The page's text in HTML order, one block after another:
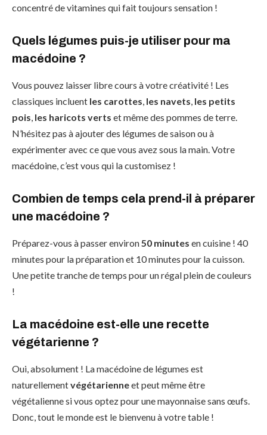
concentré de vitamines qui fait toujours sensation !
Quels légumes puis-je utiliser pour ma
macédoine ?
Vous pouvez laisser libre cours à votre créativité ! Les
classiques incluent les carottes les navets les petits
pois les haricots verts et même des pommes de terre.
N’hésitez pas à ajouter des légumes de saison ou à
expérimenter avec ce que vous avez sous la main. Votre
macédoine, c’est vous qui la customisez !
Combien de temps cela prend-il à préparer
une macédoine ?
Préparez-vous à passer environ 50 minutes en cuisine ! 40
minutes pour la préparation et 10 minutes pour la cuisson.
Une petite tranche de temps pour un régal plein de couleurs
!
La macédoine est-elle une recette
végétarienne ?
Oui, absolument ! La macédoine de légumes est
naturellementvégétarienneet peut même être
végétalienne si vous optez pour une mayonnaise sans œufs.
Donc, tout le monde est le bienvenu à votre table !